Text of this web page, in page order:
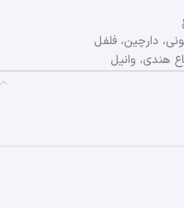
دارچین، فلفل
هندی، وانیل